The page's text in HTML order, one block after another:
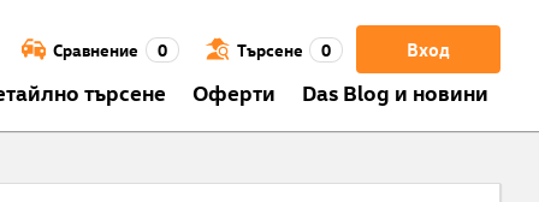
Вход
Сравнение 0 Търсене 0
търсене Оферти Das Blog и новини